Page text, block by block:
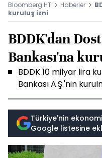
Bloomberg HT Haberler
kuruluş izni
BDDK'dan
Bankası'na
BDDK 10 milyar lira
Bankası A.Ş.'nin
Türkiye'nin
Google listesine